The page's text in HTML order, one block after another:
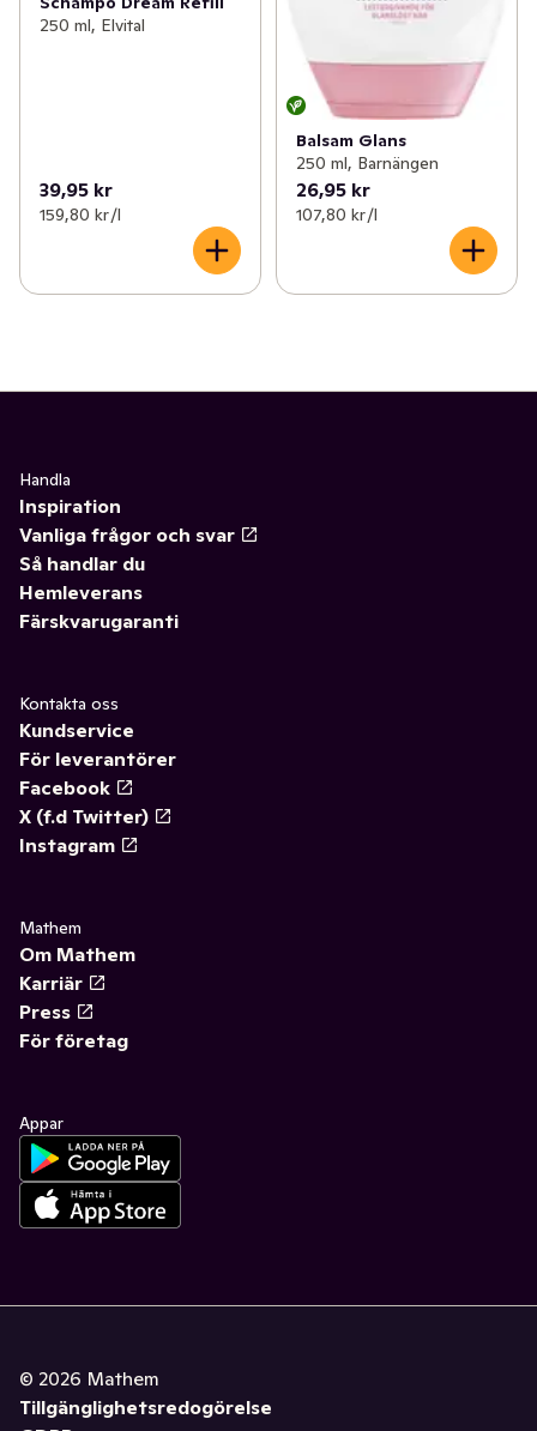
250 ml, Elvital
39,95 kr
159,80 kr /l
Balsam Glans
250 ml, Barnängen
26,95 kr
107,80 kr /l
Handla
Inspiration
Vanliga frågor och svar
Så handlar du
Hemleverans
Färskvarugaranti
Kontakta oss
Kundservice
För leverantörer
Facebook
X (f.d Twitter)
Instagram
Mathem
Om Mathem
Karriär
Press
För företag
Appar
© 2026 Mathem
Tillgänglighetsredogörelse